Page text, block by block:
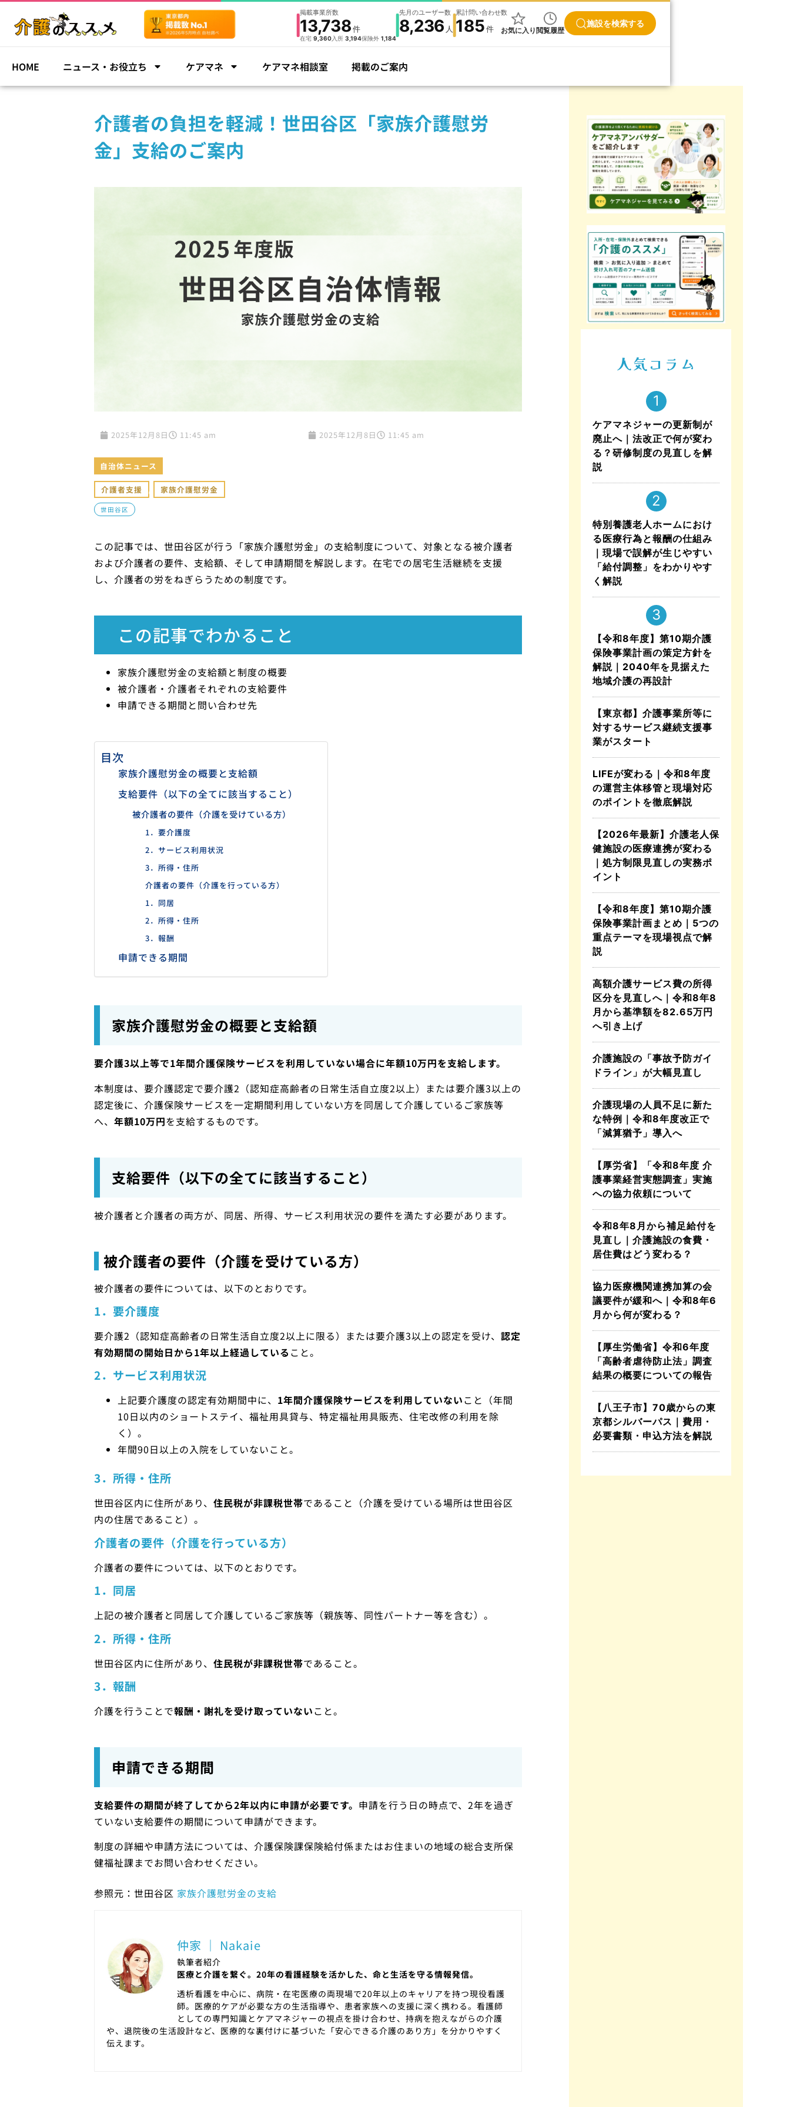
掲載事業所数
13,738件
在宅 9,360入所 3,194保険外 1,184
先月のユーザー数
8,236 人
累計問い合わせ数
185件 お気に入り閲覧履歴
施設を検索する
HOME ニュース・お役立ち ケアマネ ケアマネ相談室 掲載のご案内
介護者の負担を軽減！世田谷区「家族介護慰労
金」支給のご案内
2025年12月8日 11:45 am 2025年12月8日 11:45 am
自治体ニュース
介護者支援 , 家族介護慰労金
世田谷区
この記事では、世田谷区が行う「家族介護慰労金」の支給制度について、対象となる被介護者
および介護者の要件、支給額、そして申請期間を解説します。在宅での居宅生活継続を支援
し、介護者の労をねぎらうための制度です。
この記事でわかること
家族介護慰労金の支給額と制度の概要
被介護者・介護者それぞれの支給要件
申請できる期間と問い合わせ先
目次
家族介護慰労金の概要と支給額
支給要件（以下の全てに該当すること）
被介護者の要件（介護を受けている方）
1．要介護度
2．サービス利用状況
3．所得・住所
介護者の要件（介護を行っている方）
1．同居
2．所得・住所
3．報酬
申請できる期間
家族介護慰労金の概要と支給額
要介護3以上等で1年間介護保険サービスを利用していない場合に年額10万円を支給します。
本制度は、要介護認定で要介護2（認知症高齢者の日常生活自立度2以上）または要介護3以上の
認定後に、介護保険サービスを一定期間利用していない方を同居して介護しているご家族等
へ、 年額10万円を支給するものです。
支給要件（以下の全てに該当すること）
被介護者と介護者の両方が、同居、所得、サービス利用状況の要件を満たす必要があります。
被介護者の要件（介護を受けている方）
被介護者の要件については、以下のとおりです。
1．要介護度
要介護2（認知症高齢者の日常生活自立度2以上に限る）または要介護3以上の認定を受け、 認定
有効期間の開始日から1年以上経過している こと。
2．サービス利用状況
上記要介護度の認定有効期間中に、 1年間介護保険サービスを利用していないこと（年間
10日以内のショートステイ、福祉用具貸与、特定福祉用具販売、住宅改修の利用を除
く）。
年間90日以上の入院をしていないこと。
3．所得・住所
世田谷区内に住所があり、 住民税が非課税世帯であること（介護を受けている場所は世田谷区
内の住居であること）。
介護者の要件（介護を行っている方）
介護者の要件については、以下のとおりです。
1．同居
上記の被介護者と同居して介護しているご家族等（親族等、同性パートナー等を含む）。
2．所得・住所
世田谷区内に住所があり、 住民税が非課税世帯であること。
3．報酬
介護を行うことで報酬・謝礼を受け取っていないこと。
申請できる期間
支給要件の期間が終了してから2年以内に申請が必要です。 申請を行う日の時点で、2年を過ぎ
ていない支給要件の期間について申請ができます。
制度の詳細や申請方法については、介護保険課保険給付係またはお住まいの地域の総合支所保
健福祉課までお問い合わせください。
参照元：世田谷区 家族介護慰労金の支給
仲家 ｜ Nakaie
執筆者紹介
医療と介護を繋ぐ。20年の看護経験を活かした、命と生活を守る情報発信。
透析看護を中心に、病院・在宅医療の両現場で20年以上のキャリアを持つ現役看護
師。医療的ケアが必要な方の生活指導や、患者家族への支援に深く携わる。看護師
としての専門知識とケアマネジャーの視点を掛け合わせ、持病を抱えながらの介護
や、退院後の生活設計など、医療的な裏付けに基づいた「安心できる介護のあり方」を分かりやすく
伝えます。
人気コラム
ケアマネジャーの更新制が
廃止へ｜法改正で何が変わ
る？研修制度の見直しを解
説
特別養護老人ホームにおけ
る医療行為と報酬の仕組み
｜現場で誤解が生じやすい
「給付調整」をわかりやす
く解説
【令和8年度】第10期介護
保険事業計画の策定方針を
解説｜2040年を見据えた
地域介護の再設計
【東京都】介護事業所等に
対するサービス継続支援事
業がスタート
LIFEが変わる｜令和8年度
の運営主体移管と現場対応
のポイントを徹底解説
【2026年最新】介護老人保
健施設の医療連携が変わる
｜処方制限見直しの実務ポ
イント
【令和8年度】第10期介護
保険事業計画まとめ｜5つの
重点テーマを現場視点で解
説
高額介護サービス費の所得
区分を見直しへ｜令和8年8
月から基準額を82.65万円
へ引き上げ
介護施設の「事故予防ガイ
ドライン」が大幅見直し
介護現場の人員不足に新た
な特例｜令和8年度改正で
「減算猶予」導入へ
【厚労省】「令和8年度 介
護事業経営実態調査」実施
への協力依頼について
令和8年8月から補足給付を
見直し｜介護施設の食費・
居住費はどう変わる？
協力医療機関連携加算の会
議要件が緩和へ｜令和8年6
月から何が変わる？
【厚生労働省】令和6年度
「高齢者虐待防止法」調査
結果の概要についての報告
【八王子市】70歳からの東
京都シルバーパス｜費用・
必要書類・申込方法を解説